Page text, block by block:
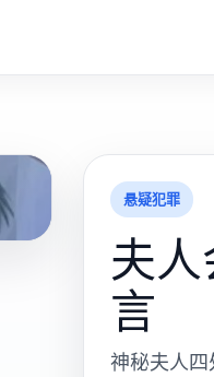
悬疑犯罪
夫
言
神秘夫人四